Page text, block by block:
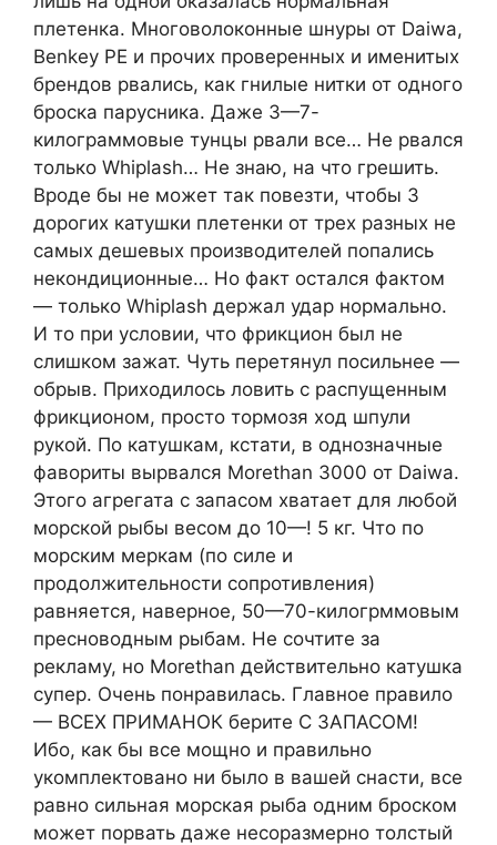
плетенка. Многоволоконные шнуры от Daiwa,
Benkey РЕ и прочих проверенных и именитых
брендов рвались, как гнилые нитки от одного
броска парусника. Даже 3—7-
килограммовые тунцы рвали все… Не рвался
только Whiplash… Не знаю, на что грешить.
Вроде бы не может так повезти, чтобы 3
дорогих катушки плетенки от трех разных не
самых дешевых производителей попались
некондиционные… Но факт остался фактом
— только Whiplash держал удар нормально.
И то при условии, что фрикцион был не
слишком зажат. Чуть перетянул посильнее —
обрыв. Приходилось ловить с распущенным
фрикционом, просто тормозя ход шпули
рукой. По катушкам, кстати, в однозначные
фавориты вырвался Morethan 3000 от Daiwa.
Этого агрегата с запасом хватает для любой
морской рыбы весом до 10—! 5 кг. Что по
морским меркам (по силе и
продолжительности сопротивления)
равняется, наверное, 50—70-килогрммовым
пресноводным рыбам. Не сочтите за
рекламу, но Morethan действительно катушка
супер. Очень понравилась. Главное правило
— ВСЕХ ПРИМАНОК берите С ЗАПАСОМ!
Ибо, как бы все мощно и правильно
укомплектовано ни было в вашей снасти, все
равно сильная морская рыба одним броском
может порвать даже несоразмерно толстый